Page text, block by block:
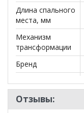
Длина спального
места, мм
Механизм
трансформации
Бренд
Комната
Отзывы: